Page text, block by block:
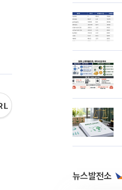
뉴스발전소